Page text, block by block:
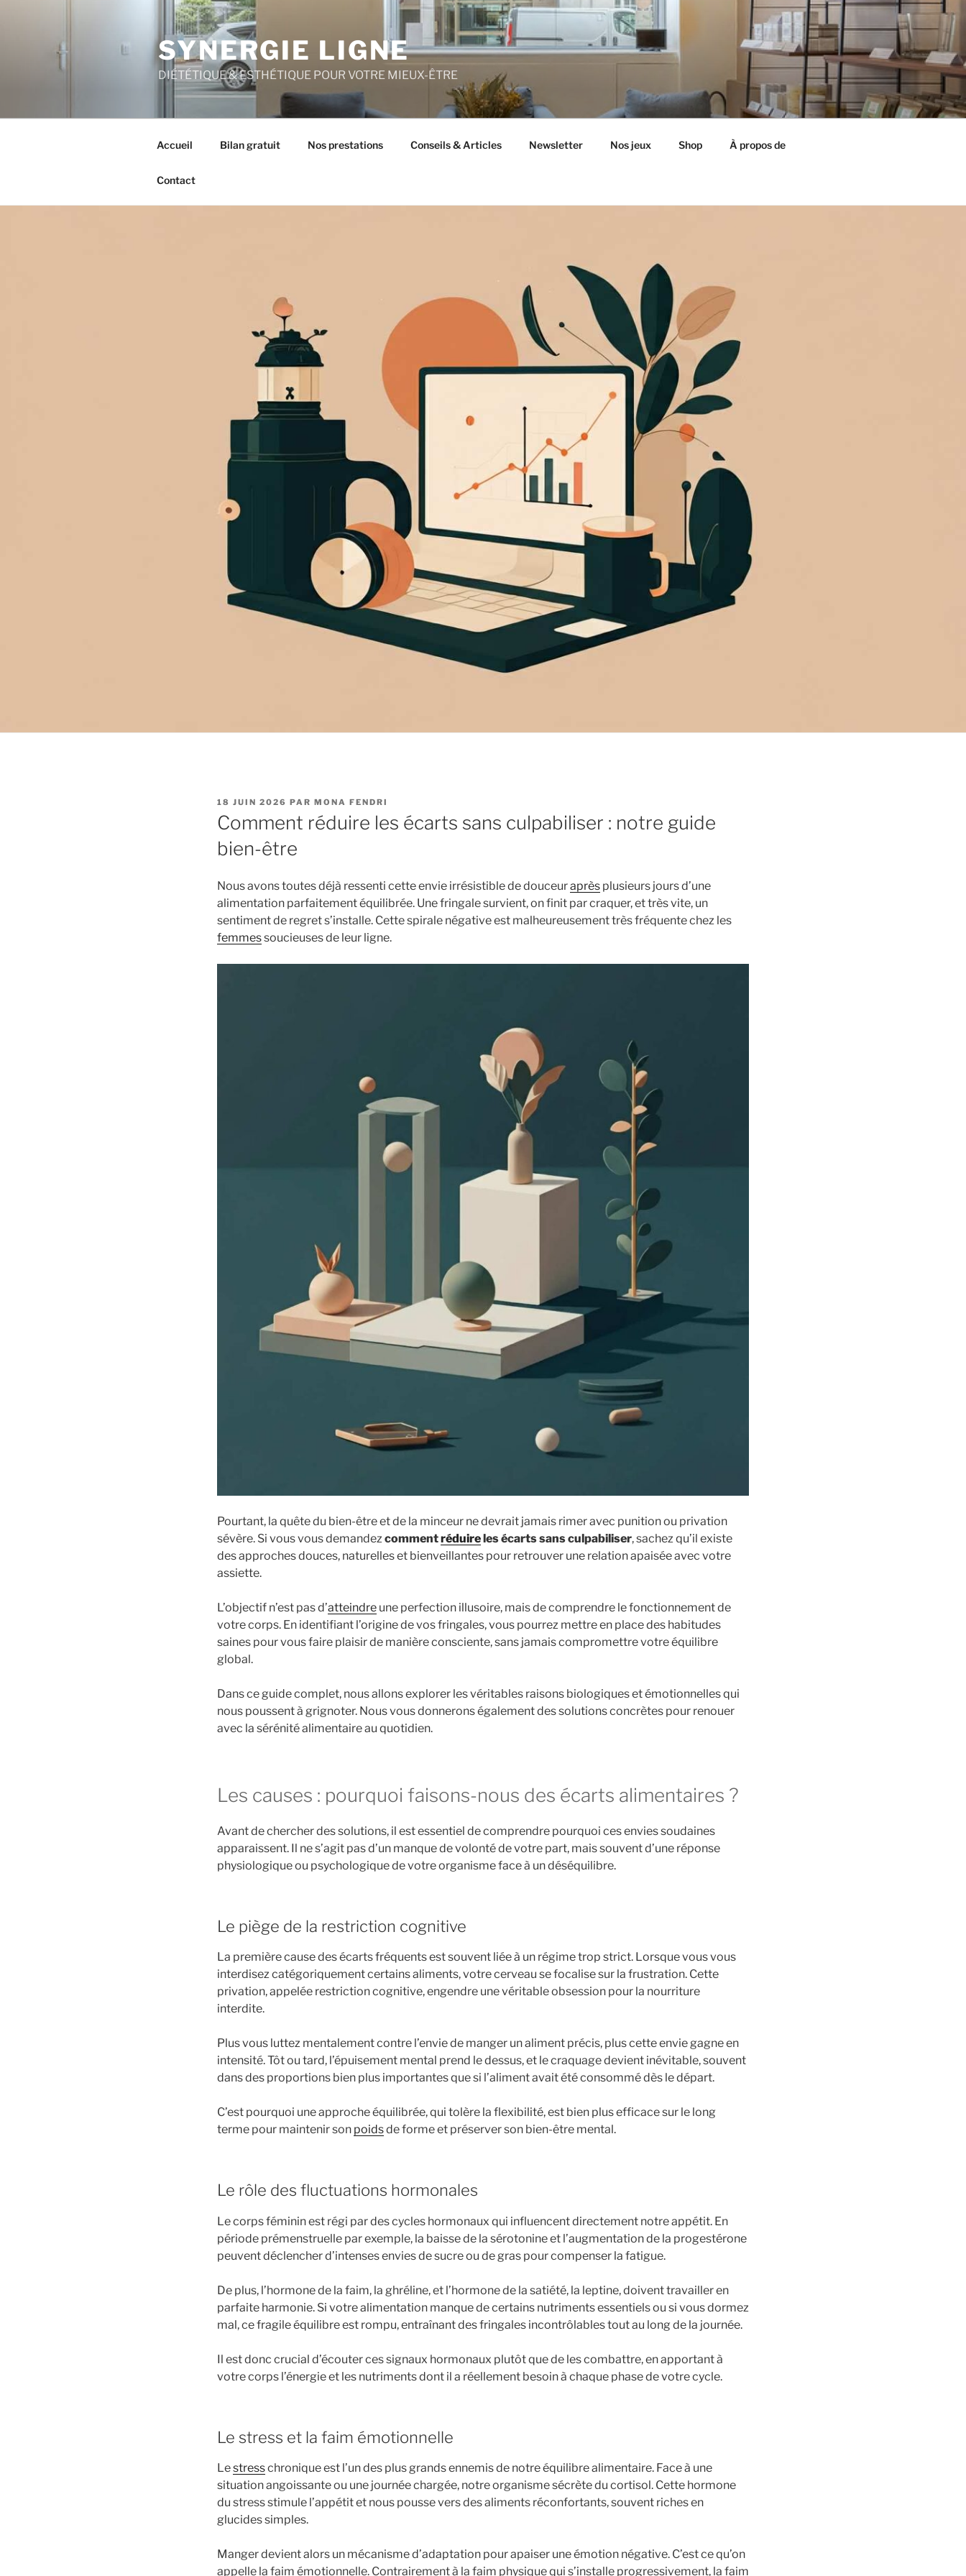
SYNERGIE LIGNE
DIÉTÉTIQUE & ESTHÉTIQUE POUR VOTRE MIEUX-ÊTRE
Accueil Bilan gratuit Nos prestations Conseils & Articles Newsletter Nos jeux Shop À propos de
Contact
PUBLIÉ
LE
18 JUIN 2026 PAR MONA FENDRI
Comment réduire les écarts sans culpabiliser : notre guide
bien-être
Nous avons toutes déjà ressenti cette envie irrésistible de douceuraprès plusieurs jours d’une
alimentation parfaitement équilibrée. Une fringale survient, on finit par craquer, et très vite, un
sentiment de regret s’installe. Cette spirale négative est malheureusement très fréquente chez les
femmessoucieuses de leur ligne.
Pourtant, la quête du bien-être et de la minceur ne devrait jamais rimer avec punition ou privation
sévère. Si vous vous demandezcommentréduire les écarts sans culpabiliser, sachez qu’il existe
des approches douces, naturelles et bienveillantes pour retrouver une relation apaisée avec votre
assiette.
L’objectif n’est pas d’atteindre une perfection illusoire, mais de comprendre le fonctionnement de
votre corps. En identifiant l’origine de vos fringales, vous pourrez mettre en place des habitudes
saines pour vous faire plaisir de manière consciente, sans jamais compromettre votre équilibre
global.
Dans ce guide complet, nous allons explorer les véritables raisons biologiques et émotionnelles qui
nous poussent à grignoter. Nous vous donnerons également des solutions concrètes pour renouer
avec la sérénité alimentaire au quotidien.
Les causes : pourquoi faisons-nous des écarts alimentaires ?
Avant de chercher des solutions, il est essentiel de comprendre pourquoi ces envies soudaines
apparaissent. Il ne s’agit pas d’un manque de volonté de votre part, mais souvent d’une réponse
physiologique ou psychologique de votre organisme face à un déséquilibre.
Le piège de la restriction cognitive
La première cause des écarts fréquents est souvent liée à un régime trop strict. Lorsque vous vous
interdisez catégoriquement certains aliments, votre cerveau se focalise sur la frustration. Cette
privation, appelée restriction cognitive, engendre une véritable obsession pour la nourriture
interdite.
Plus vous luttez mentalement contre l’envie de manger un aliment précis, plus cette envie gagne en
intensité. Tôt ou tard, l’épuisement mental prend le dessus, et le craquage devient inévitable, souvent
dans des proportions bien plus importantes que si l’aliment avait été consommé dès le départ.
C’est pourquoi une approche équilibrée, qui tolère la flexibilité, est bien plus efficace sur le long
terme pour maintenir son poidsde forme et préserver son bien-être mental.
Le rôle des fluctuations hormonales
Le corps féminin est régi par des cycles hormonaux qui influencent directement notre appétit. En
période prémenstruelle par exemple, la baisse de la sérotonine et l’augmentation de la progestérone
peuvent déclencher d’intenses envies de sucre ou de gras pour compenser la fatigue.
De plus, l’hormone de la faim, la ghréline, et l’hormone de la satiété, la leptine, doivent travailler en
parfaite harmonie. Si votre alimentation manque de certains nutriments essentiels ou si vous dormez
mal, ce fragile équilibre est rompu, entraînant des fringales incontrôlables tout au long de la journée.
Il est donc crucial d’écouter ces signaux hormonaux plutôt que de les combattre, en apportant à
votre corps l’énergie et les nutriments dont il a réellement besoin à chaque phase de votre cycle.
Le stress et la faim émotionnelle
Lestresschronique est l’un des plus grands ennemis de notre équilibre alimentaire. Face à une
situation angoissante ou une journée chargée, notre organisme sécrète du cortisol. Cette hormone
du stress stimule l’appétit et nous pousse vers des aliments réconfortants, souvent riches en
glucides simples.
Manger devient alors un mécanisme d’adaptation pour apaiser une émotion négative. C’est ce qu’on
appelle la faim émotionnelle. Contrairement à la faim physique qui s’installe progressivement, la faim